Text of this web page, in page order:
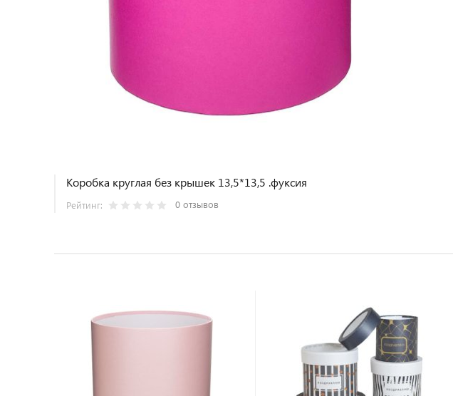
Коробка круглая без крышек 13,5*13,5 .фуксия
Рейтинг: 0 отзывов